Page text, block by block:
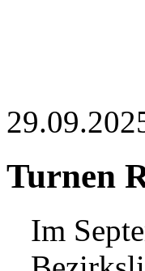
Turnen
Im